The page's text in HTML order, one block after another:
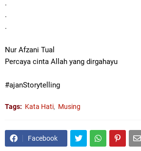
.
.
.
Nur Afzani Tual
Percaya cinta Allah yang dirgahayu
#ajanStorytelling
Tags: Kata Hati Musing
Facebook